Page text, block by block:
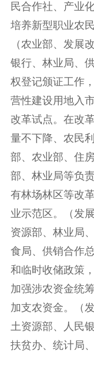
民合作社、产业
培养新型职业农
（农业部、发展
银行、林业局、
权登记颁证工作
营性建设用地入
改革试点。在改
量不下降、农民
部、农业部、住
部、林业局等负
有林场林区等改
业示范区。（发
资源部、林业局
食局、供销合作
和临时收储政策
加强涉农资金统
加支农资金。（
土资源部、人民
扶贫办、统计局